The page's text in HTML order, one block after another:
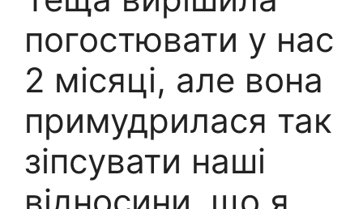
погостювати у нас
2 місяці, але вона
примудрилася так
зіпсувати наші